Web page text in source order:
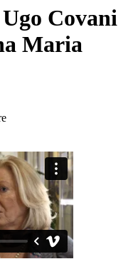
Covani
Maria